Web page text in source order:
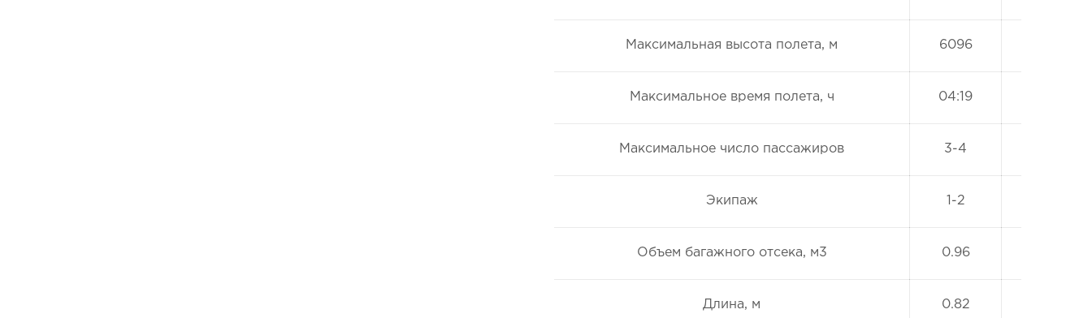
Максимальная высота полета, м 6096
Максимальное время полета, ч 04:19
Максимальное число пассажиров 3-4
Экипаж 1-2
Объем багажного отсека, м3 0.96
Длина, м 0.82